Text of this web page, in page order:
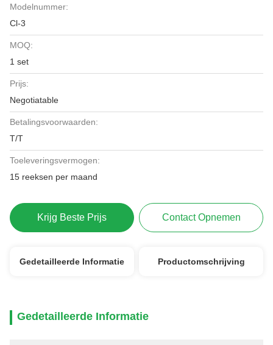
Modelnummer:
Cl-3
MOQ:
1 set
Prijs:
Negotiatable
Betalingsvoorwaarden:
T/T
Toeleveringsvermogen:
15 reeksen per maand
Krijg Beste Prijs Contact Opnemen
Gedetailleerde Informatie Productomschrijving
Gedetailleerde Informatie